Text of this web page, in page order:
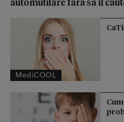
MediCOOL